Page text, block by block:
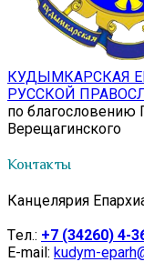
КУДЫМКАРСКАЯ
РУССКОЙ
по благословению
Верещагинского
Контакты
Канцелярия
Tел.: +7 (34260) 4-
E-mail: kudym-